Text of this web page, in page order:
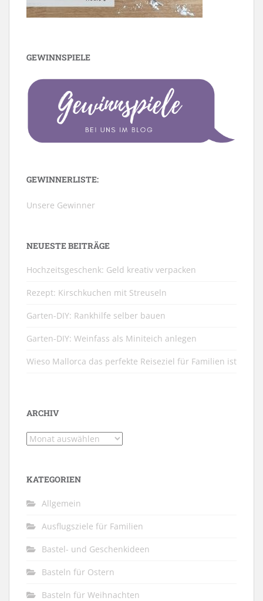
GEWINNSPIELE
GEWINNERLISTE:
Unsere Gewinner
NEUESTE BEITRÄGE
Hochzeitsgeschenk: Geld kreativ verpacken
Rezept: Kirschkuchen mit Streuseln
Garten-DIY: Rankhilfe selber bauen
Garten-DIY: Weinfass als Miniteich anlegen
Wieso Mallorca das perfekte Reiseziel für Familien ist
ARCHIV
Archiv
KATEGORIEN
Allgemein
Ausflugsziele für Familien
Bastel- und Geschenkideen
Basteln für Ostern
Basteln für Weihnachten